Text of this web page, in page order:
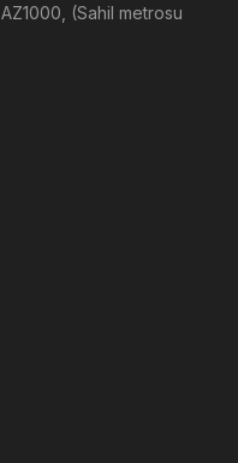
(Sahil metrosu